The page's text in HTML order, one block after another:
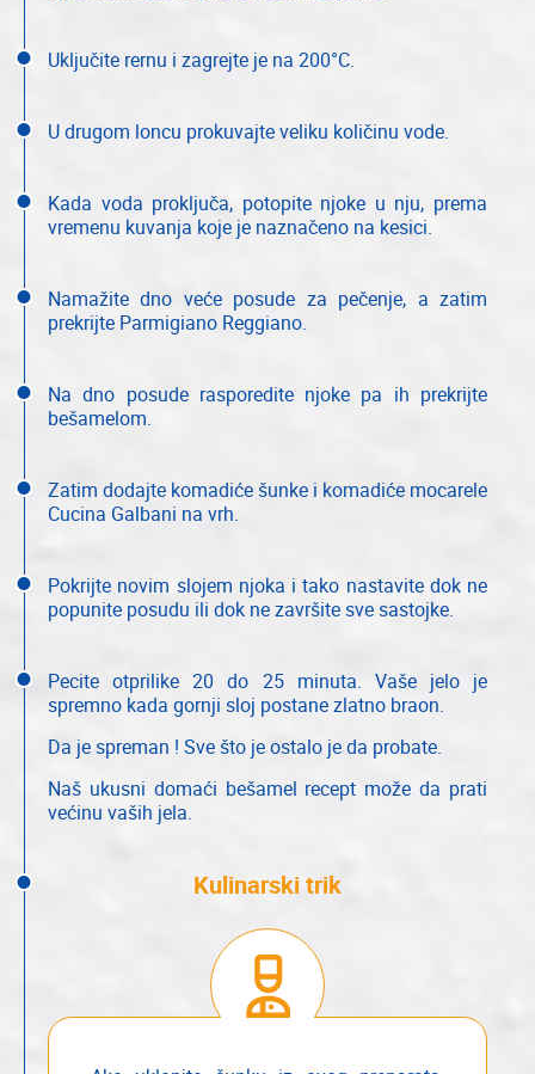
Uključite rernu i zagrejte je na 200°C.
U drugom loncu prokuvajte veliku količinu vode.
Kada voda proključa, potopite njoke u nju, prema
vremenu kuvanja koje je naznačeno na kesici.
Namažite dno veće posude za pečenje, a zatim
prekrijte Parmigiano Reggiano.
Na dno posude rasporedite njoke pa ih prekrijte
bešamelom.
Zatim dodajte komadiće šunke i komadiće mocarele
Cucina Galbani na vrh.
Pokrijte novim slojem njoka i tako nastavite dok ne
popunite posudu ili dok ne završite sve sastojke.
Pecite otprilike 20 do 25 minuta. Vaše jelo je
spremno kada gornji sloj postane zlatno braon.
Da je spreman ! Sve što je ostalo je da probate.
Naš ukusni domaći bešamel recept može da prati
većinu vaših jela.
Kulinarski trik